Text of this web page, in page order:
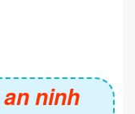
ninh